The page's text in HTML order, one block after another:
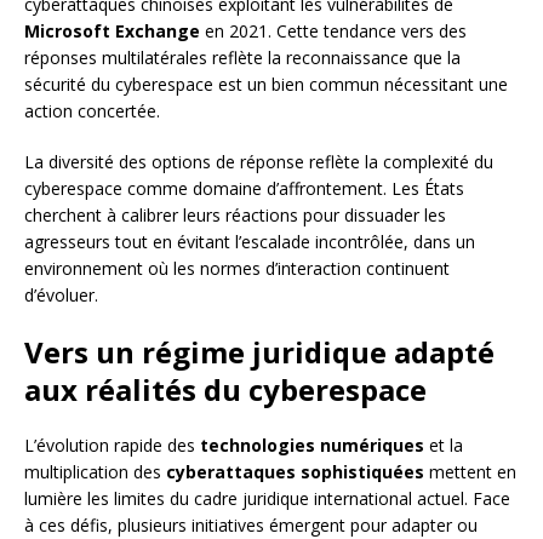
Microsoft Exchange en 2021. Cette tendance vers des
réponses multilatérales reflète la reconnaissance que la
sécurité du cyberespace est un bien commun nécessitant une
action concertée.
La diversité des options de réponse reflète la complexité du
cyberespace comme domaine d’affrontement. Les États
cherchent à calibrer leurs réactions pour dissuader les
agresseurs tout en évitant l’escalade incontrôlée, dans un
environnement où les normes d’interaction continuent
d’évoluer.
Vers un régime juridique adapté
aux réalités du cyberespace
L’évolution rapide des technologies numériques et la
multiplication des cyberattaques sophistiquées mettent en
lumière les limites du cadre juridique international actuel. Face
à ces défis, plusieurs initiatives émergent pour adapter ou